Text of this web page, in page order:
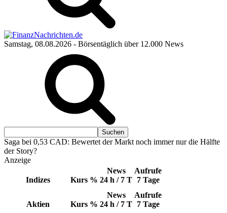
Samstag, 08.08.2026 - Börsentäglich über 12.000 News
Saga bei 0,53 CAD: Bewertet der Markt noch immer nur die Hälfte
der Story?
Anzeige
Indizes Kurs %
News
24 h / 7 T
Aufrufe
7 Tage
Aktien Kurs %
News
24 h / 7 T
Aufrufe
7 Tage